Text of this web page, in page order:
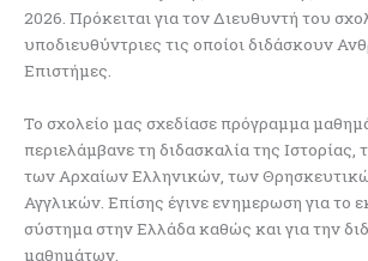
2026. Πρόκειται για τον Διευθυντή του
υποδιευθύντριες τις οποίοι διδάσκουν
Επιστήμες.
Το σχολείο μας σχεδίασε πρόγραμμα
περιελάμβανε τη διδασκαλία της Ιστορίας,
των Αρχαίων Ελληνικών, των
Αγγλικών. Επίσης έγινε ενημερωση για το
σύστημα στην Ελλάδα καθώς και για την
μαθημάτων.